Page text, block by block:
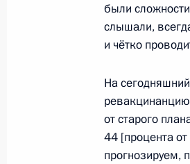
Совещание
развития
1 сентября
Рабочая
были
слышали,
и чётко
На
от старого
44 [процента
прогнозируем,